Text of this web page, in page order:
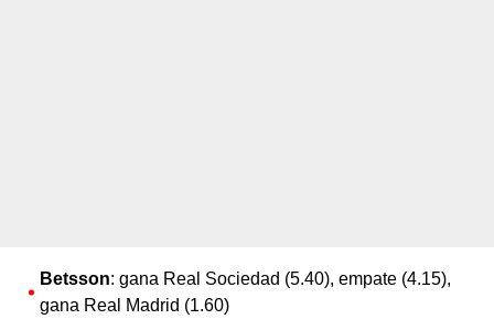
Betsson: gana Real Sociedad (5.40), empate (4.15),
gana Real Madrid (1.60)